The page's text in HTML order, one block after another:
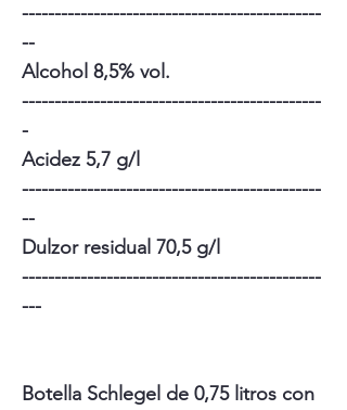
----------------------------------------------
--
Alcohol 8,5% vol.
----------------------------------------------
-
Acidez 5,7 g/l
----------------------------------------------
--
Dulzor residual 70,5 g/l
----------------------------------------------
---
Botella Schlegel de 0,75 litros con